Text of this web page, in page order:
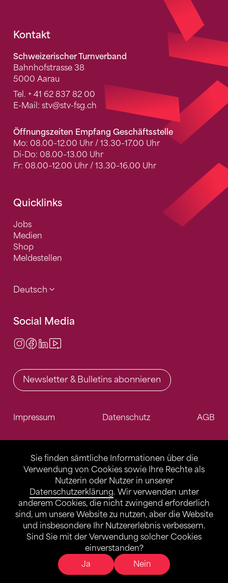
Sie finden sämtliche Informationen über die
Verwendung von Cookies sowie Ihre Rechte als
Nutzerin oder Nutzer in unserer
Datenschutzerklärung. Wir verwenden unter
anderem Cookies, die nicht zwingend erforderlich
sind, um unsere Website zu nutzen, aber die Website
und insbesondere Ihr Nutzererlebnis verbessern.
Sind Sie mit der Verwendung solcher Cookies
einverstanden?
Ja
Nein
Fusszeile
Kontakt
Schweizerischer Turnverband
Bahnhofstrasse 38
5000 Aarau
Tel. + 41 62 837 82 00
E-Mail: stv@stv-fsg.ch
Öffnungszeiten Empfang Geschäftsstelle
Mo: 08.00–12.00 Uhr / 13.30–17.00 Uhr
Di-Do: 08.00–13.00 Uhr
Fr: 08.00–12.00 Uhr / 13.30–16.00 Uhr
Quicklinks
Jobs
Medien
Shop
Meldestellen
Deutsch
Social Media
Instagram
Facebook
LinkedIn
Newsletter & Bulletins abonnieren
Impressum Datenschutz AGB